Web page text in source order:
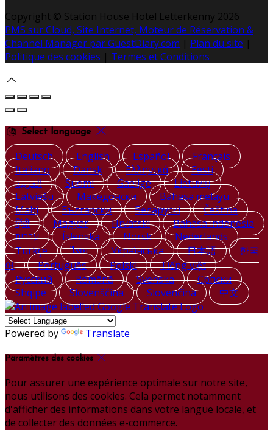
Copyright © Station House Hotel Letterkenny 2026
PMS sur Cloud, Site Internet, Moteur de Réservation &
Channel Manager par GuestDiary.com | Plan du site |
Politique des cookies | Termes et Conditions
Select language
Deutsch English Español
Français
Italiano
Dansk Ελληνικά
Eesti
العربية
Suomi Gaeilge
Lietuvių
Latviešu
Македонски
Bahasa melayu
Malti
Български Беларускі
Čeština
हिंदी
Magyar Hrvatski
Bahasa indonesia
עברית
Íslenska Norsk
Nederlands
Türkçe
ไทย Українська 日本語
한국
어
Português Polski
Tiếng việt
Русский
Română Svenska
Српски
Shqipe
Slovenščina Slovenčina 中文
Powered by Translate
Paramètres des cookies
Pour assurer une expérience optimale sur notre site,
nous utilisons des cookies. Cela permet notamment
d'afficher des informations dans votre langue locale, et
de collecter des données e-commerce.